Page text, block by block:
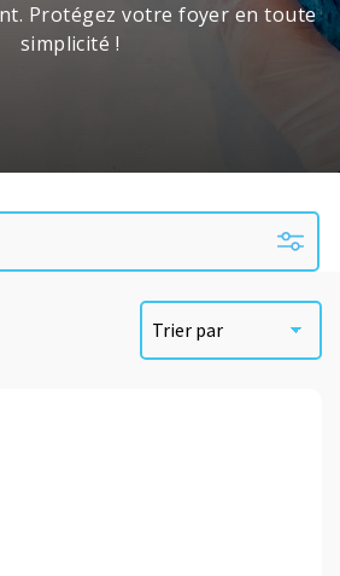
Protégez votre foyer en toute
simplicité !